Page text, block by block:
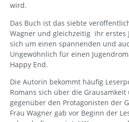
wird.
Das Buch ist das siebte
Wagner und gleichzeitig ihr erstes
sich um einen spannenden und
Ungewöhnlich für einen
Happy End.
Die Autorin bekommt häufig
Romans sich über die
gegenüber den Protagonisten der
Frau Wagner gab vor Beginn der